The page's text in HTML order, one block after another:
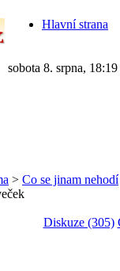
Hlavní strana
sobota 8. srpna,
> Co se jinam nehodí
Diskuze (305)